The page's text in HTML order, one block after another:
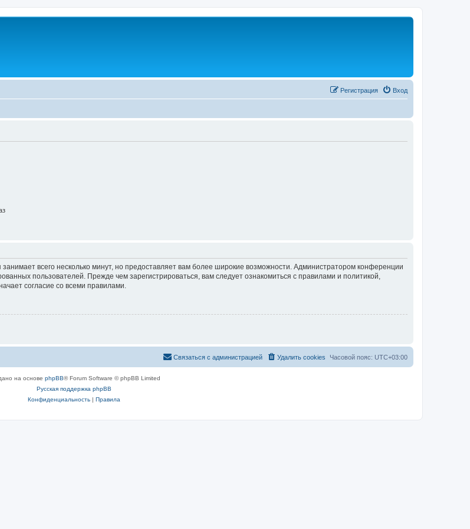
Вход
Регистрация
всего несколько минут, но предоставляет вам более широкие возможности. Администратором конференции
пользователей. Прежде чем зарегистрироваться, вам следует ознакомиться с правилами и политикой,
согласие со всеми правилами.
Часовой пояс: UTC+03:00
Удалить cookies
Связаться с администрацией
на основе phpBB® Forum Software © phpBB Limited
Русская поддержка phpBB
Конфиденциальность| Правила